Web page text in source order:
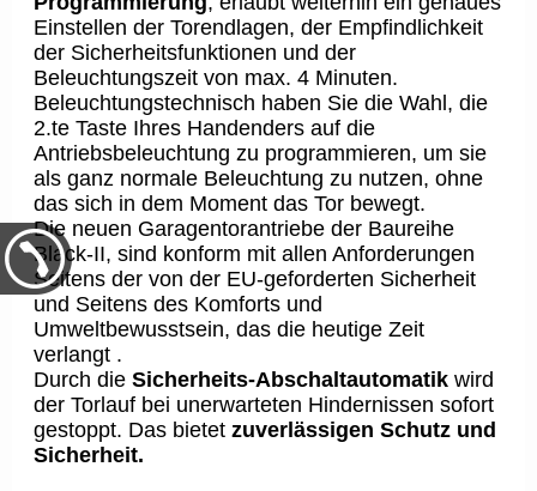
Einstellen der Torendlagen, der Empfindlichkeit
der Sicherheitsfunktionen und der
Beleuchtungszeit von max. 4 Minuten.
Beleuchtungstechnisch haben Sie die Wahl, die
2.te Taste Ihres Handenders auf die
Antriebsbeleuchtung zu programmieren, um sie
als ganz normale Beleuchtung zu nutzen, ohne
das sich in dem Moment das Tor bewegt.
Die neuen Garagentorantriebe der Baureihe
Black-II, sind konform mit allen Anforderungen
Seitens der von der EU-geforderten Sicherheit
und Seitens des Komforts und
Umweltbewusstsein, das die heutige Zeit
verlangt .
Durch die Sicherheits-Abschaltautomatik wird
der Torlauf bei unerwarteten Hindernissen sofort
gestoppt. Das bietet zuverlässigen Schutz und
Sicherheit.